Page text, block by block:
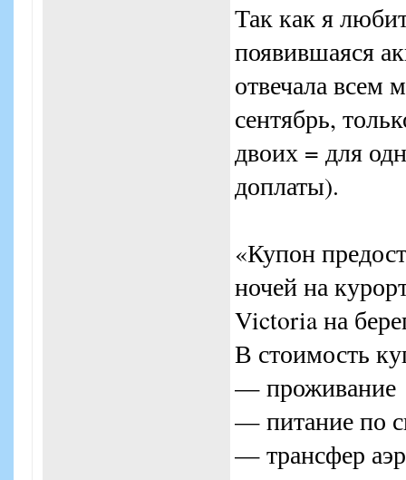
Так как я
появившаяся
отвечала
сентябрь,
двоих = для
доплаты).
«Купон
ночей на
Victoria на
В стоимость
— проживание
— питание по
— трансфер